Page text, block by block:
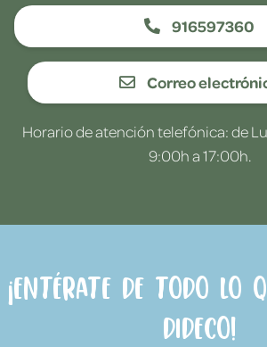
916597360
Correo
Horario de atención telefónica: de
9:00h a 17:00h.
¡Entérate de todo lo
Dideco!